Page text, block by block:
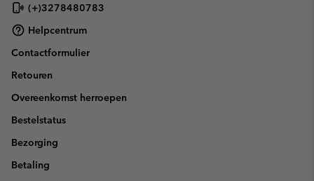
(+)3278480783
Helpcentrum
Contactformulier
Retouren
Overeenkomst herroepen
Bestelstatus
Bezorging
Betaling